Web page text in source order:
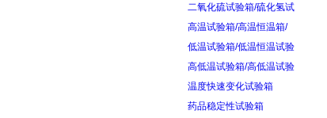
二氧化硫试验箱/硫化氢试
高温试验箱/高温恒温箱/
低温试验箱/低温恒温试验
高低温试验箱/高低温试验
温度快速变化试验箱
药品稳定性试验箱